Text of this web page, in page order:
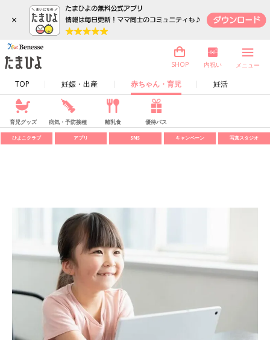
×
TOP 妊娠・出産 赤ちゃん・育児 妊活
SHOP 内祝い メニュー
育児グッズ 病気・予防接種 離乳食 優待パス
ひよこクラブ アプリ SNS キャンペーン 写真スタジオ